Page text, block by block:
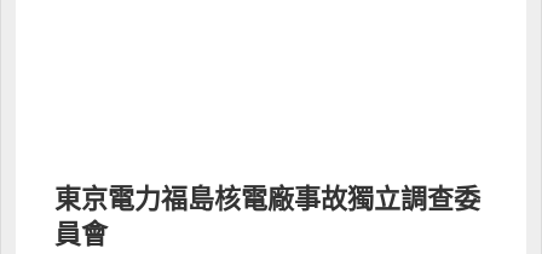
東京電力福島核電廠事故獨立調查委
員會